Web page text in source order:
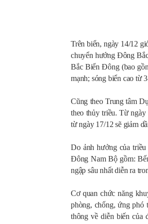
Trên biển, ngày 14/12
chuyển hướng Đông
Bắc Biển Đông (bao
mạnh; sóng biển cao từ
Cũng theo Trung tâm
theo thủy triều. Từ
từ ngày 17/12 sẽ giảm
Do ảnh hưởng của
Đông Nam Bộ gồm:
ngập sâu nhất diễn ra
Cơ quan chức năng
phòng, chống, ứng phó
thông về diễn biến của